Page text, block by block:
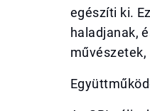
egészíti ki.
haladjanak,